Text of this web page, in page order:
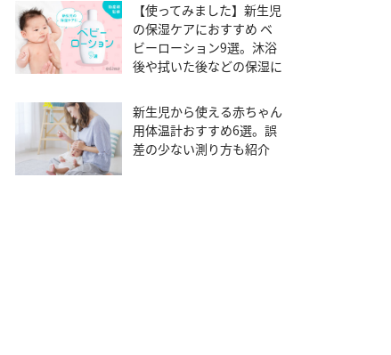
【使ってみました】新生児
の保湿ケアにおすすめ ベ
ビーローション9選。沐浴
後や拭いた後などの保湿に
新生児から使える赤ちゃん
用体温計おすすめ6選。誤
差の少ない測り方も紹介